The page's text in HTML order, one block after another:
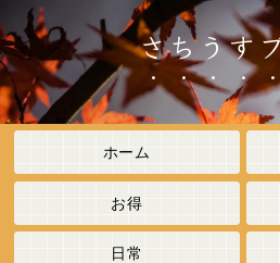
さちうす
ホーム
お得
日常